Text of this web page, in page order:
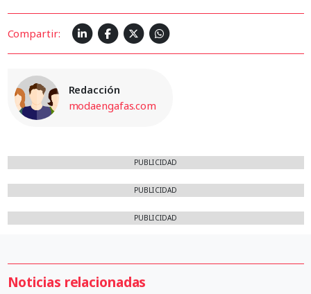
Compartir:
Redacción
modaengafas.com
PUBLICIDAD
PUBLICIDAD
PUBLICIDAD
Noticias relacionadas